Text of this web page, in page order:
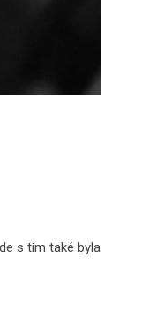
s tím také byla